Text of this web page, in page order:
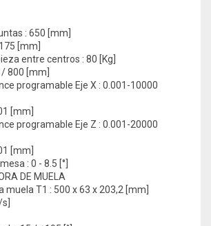
: 650 [mm]
[mm]
entre centros : 80 [Kg]
800 [mm]
programable Eje X : 0.001-10000
[mm]
programable Eje Z : 0.001-20000
[mm]
: 0 - 8.5 [°]
DE MUELA
muela T1 : 500 x 63 x 203,2 [mm]